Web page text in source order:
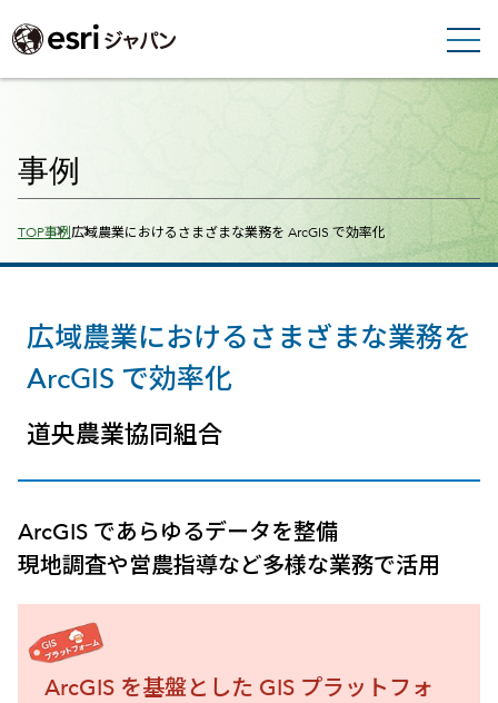
事例
Breadcrumbs
TOP事例広域農業におけるさまざまな業務を ArcGIS で効率化
広域農業におけるさまざまな業務を
ArcGIS で効率化
道央農業協同組合
ArcGIS であらゆるデータを整備
現地調査や営農指導など多様な業務で活用
ArcGIS を基盤とした GIS プラットフォ